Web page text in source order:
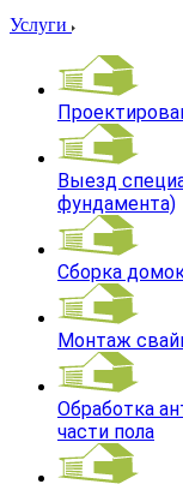
Услуги
Выезд
фундамента)
Сборка
Монтаж
Обработка
части пола